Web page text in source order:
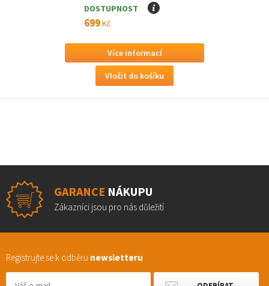
DOSTUPNOST I
699Kč
Více informací
GARANCE NÁKUPU
Zákazníci jsou pro nás důležití
Registrujte se k odběru newsletteru